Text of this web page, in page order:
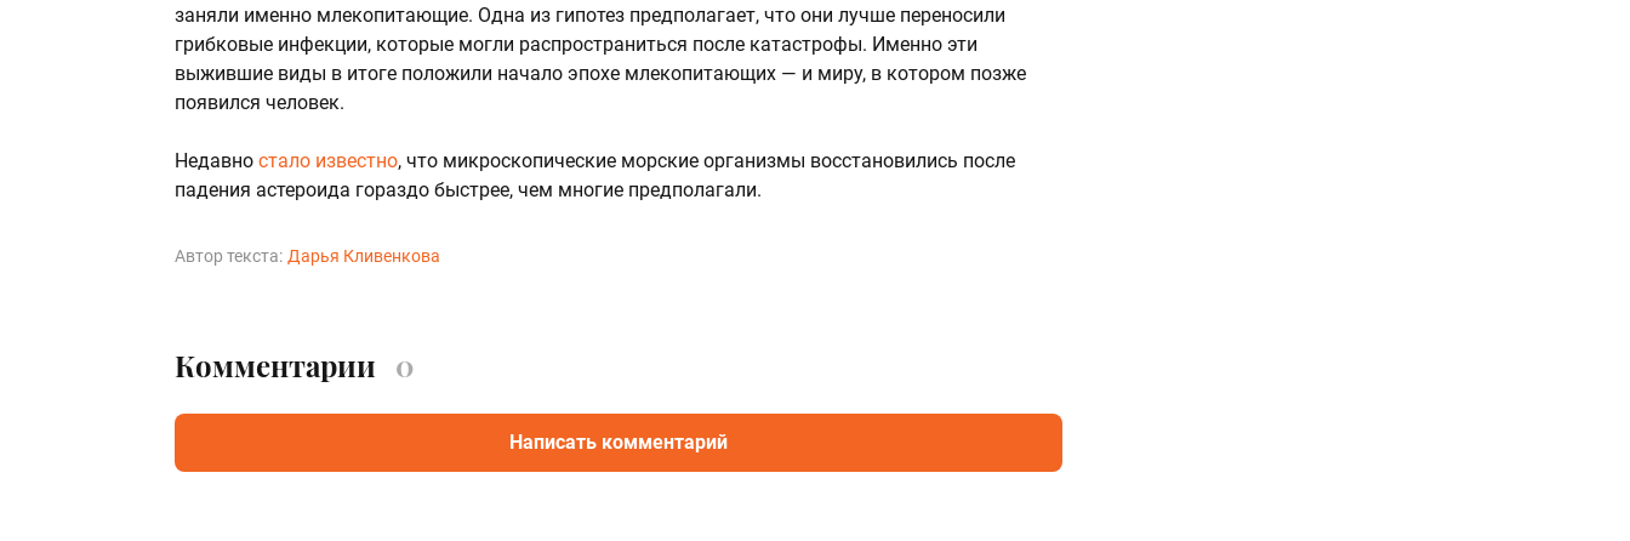
заняли именно млекопитающие. Одна из гипотез предполагает, что они лучше переносили
грибковые инфекции, которые могли распространиться после катастрофы. Именно эти
выжившие виды в итоге положили начало эпохе млекопитающих — и миру, в котором позже
появился человек.
Недавно стало известно, что микроскопические морские организмы восстановились после
падения астероида гораздо быстрее, чем многие предполагали.
Автор текста: Дарья Кливенкова
Комментарии 0
Написать комментарий